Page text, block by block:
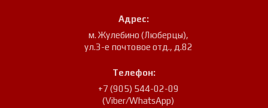
Адрес:
м. Жулебино (Люберцы),
ул.3-е почтовое отд., д.82
Телефон:
+7 (905) 544-02-09
(Viber/WhatsApp)